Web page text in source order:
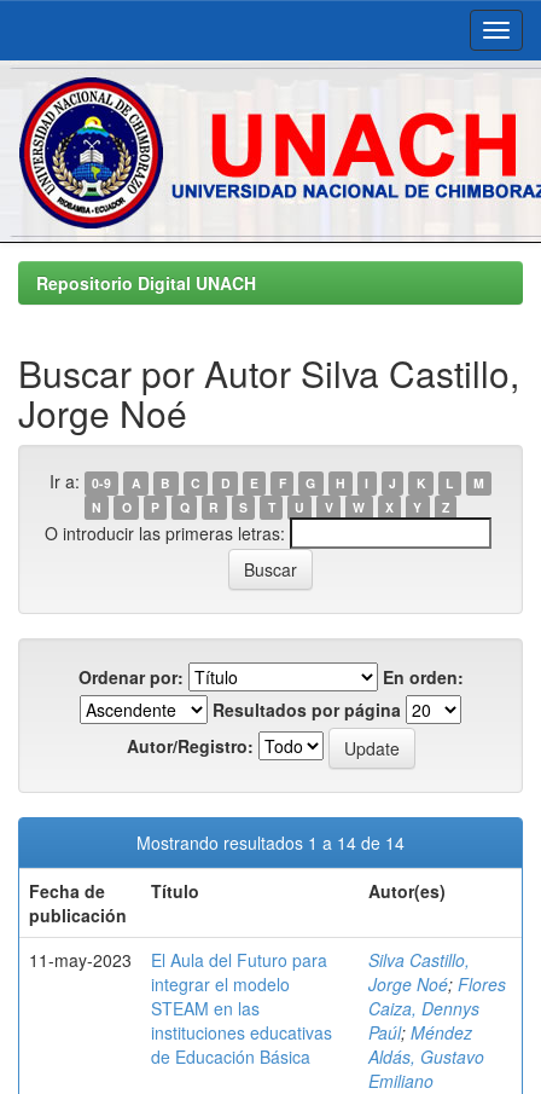
Skip
navigationRepositorio Digital UNACH
Buscar por Autor Silva Castillo,
Jorge Noé
Ir a: 0-9 A B C D E F G H I J K L
M
N
O P Q R S T U V W X Y Z
O introducir las primeras letras:
Ordenar por:
En orden:
Resultados por página
Autor/Registro:
Mostrando resultados 1 a 14 de 14
Fecha de
publicación
Título Autor(es)
11-may-2023
El Aula del Futuro para
integrar el modelo
STEAM en las
instituciones educativas
de Educación Básica
Silva Castillo,
Jorge Noé; Flores
Caiza, Dennys
Paúl; Méndez
Aldás, Gustavo
Emiliano